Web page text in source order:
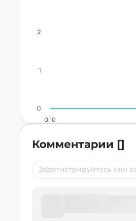
0:10
0
1
2
Комментарии []